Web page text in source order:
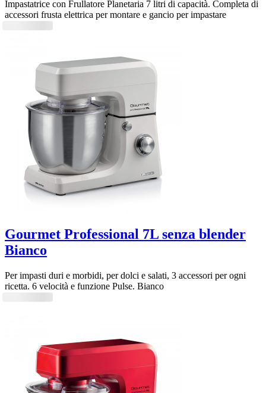
Impastatrice con Frullatore Planetaria 7 litri di capacità. Completa di
accessori frusta elettrica per montare e gancio per impastare
Gourmet Professional 7L senza blender
Bianco
Per impasti duri e morbidi, per dolci e salati, 3 accessori per ogni
ricetta. 6 velocità e funzione Pulse. Bianco